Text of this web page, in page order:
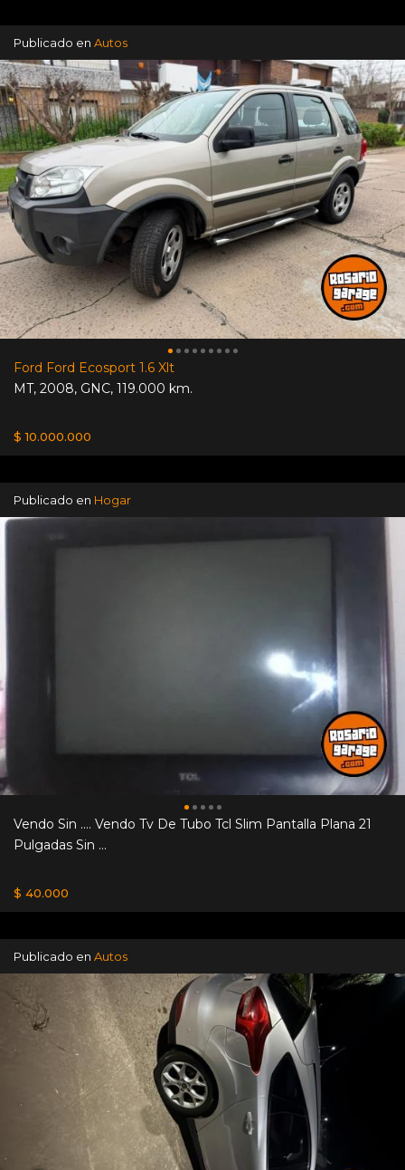
Publicado en Autos
Ford Ford Ecosport 1.6 Xlt
MT, 2008, GNC, 119.000 km.
$ 10.000.000
Publicado en Hogar
Vendo Sin .... Vendo Tv De Tubo Tcl Slim Pantalla Plana 21
Pulgadas Sin ...
$ 40.000
Publicado en Autos